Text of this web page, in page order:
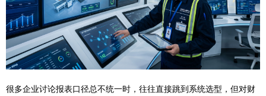
很多企业讨论报表口径总不统一时，往往直接跳到系统选型，但对财